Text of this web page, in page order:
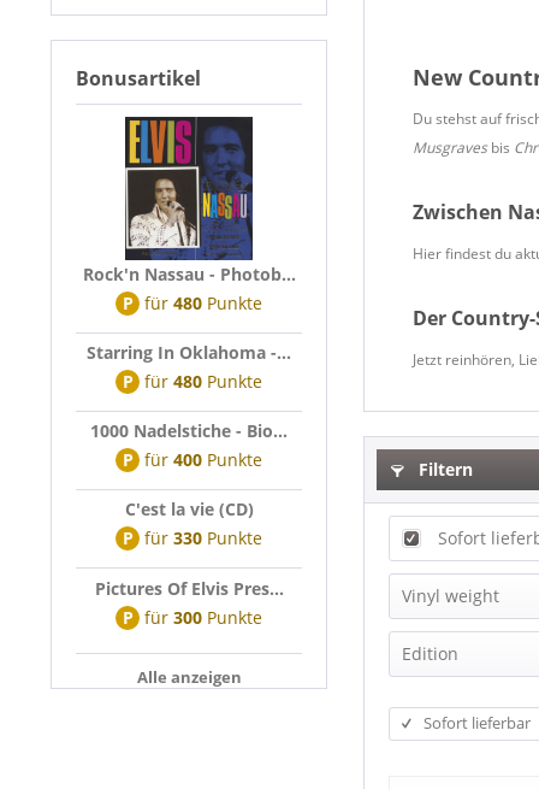
Bonusartikel
Rock'n Nassau - Photob...
P für 480 Punkte
Starring In Oklahoma -...
P für 480 Punkte
1000 Nadelstiche - Bio...
P für 400 Punkte
C'est la vie (CD)
P für 330 Punkte
Pictures Of Elvis Pres...
P für 300 Punkte
Alle anzeigen
New
Du stehst auf
Musgraves bis
Zwischen
Hier findest du
Der
Jetzt reinhören,
Filtern
Sofort
Vinyl weight
140g Vinyl
180g Vinyl
Edition
Box-Set
Sofort lieferbar